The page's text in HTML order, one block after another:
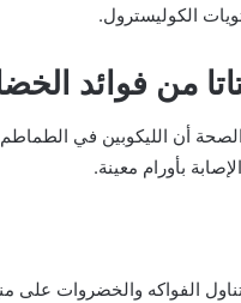
الكوليسترول.
من فوائد
أن الليكوبين في
بأورام معينة.
الفواكه والخضروات